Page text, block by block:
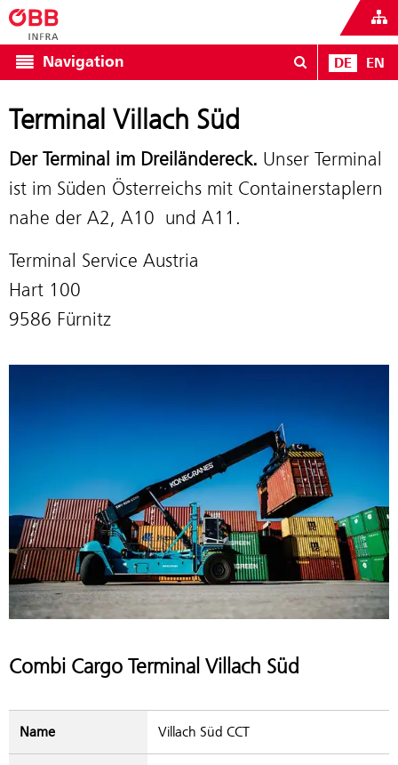
Navigation DE EN
Terminal Villach Süd
Der Terminal im Dreiländereck. Unser Terminal
ist im Süden Österreichs mit Containerstaplern
nahe der A2, A10 und A11.
Terminal Service Austria
Hart 100
9586 Fürnitz
Combi Cargo Terminal Villach Süd
Name Villach Süd CCT